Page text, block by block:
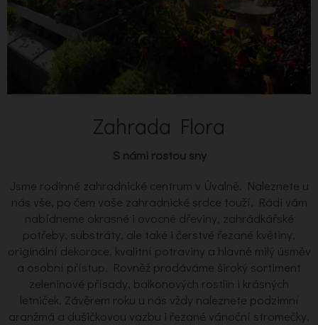
Zahrada Flora
S námi rostou sny
Jsme rodinné zahradnické centrum v Úvalně. Naleznete u
nás vše, po čem vaše zahradnické srdce touží. Rádi vám
nabídneme okrasné i ovocné dřeviny, zahrádkářské
potřeby, substráty, ale také i čerstvé řezané květiny,
originální dekorace, kvalitní potraviny a hlavně milý úsměv
a osobní přístup. Rovněž prodáváme široký sortiment
zeleninové přísady, balkonových rostlin i krásných
letniček. Závěrem roku u nás vždy naleznete podzimní
aranžmá a dušičkovou vazbu i řezané vánoční stromečky.